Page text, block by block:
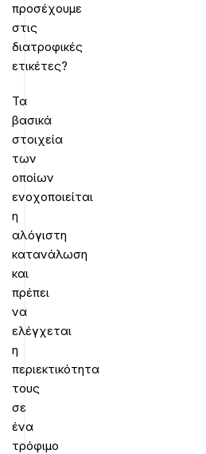
προσέχουμε
στις
διατροφικές
ετικέτες?
Τα
βασικά
στοιχεία
των
οποίων
ενοχοποιείται
η
αλόγιστη
κατανάλωση
και
πρέπει
να
ελέγχεται
η
περιεκτικότητα
τους
σε
ένα
τρόφιμο